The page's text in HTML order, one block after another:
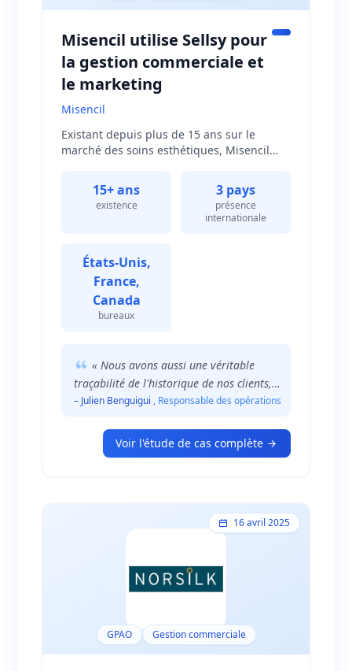
Misencil utilise Sellsy pour
la gestion commerciale et
le marketing
Misencil
Existant depuis plus de 15 ans sur le
marché des soins esthétiques, Misencil
partout dans le monde. De par notre
expansion, l'utilisation de l'outil Sellsy nous
aide notamment dans tout ce qui concerne
marketing.
15+ ans
existence
3 pays
présence
internationale
États-Unis,
France,
Canada
bureaux
« Nous avons aussi une véritable
traçabilité de l'historique de nos clients,
ce qui nous permet de mieux les
client plus humaine et authentique. »
– Julien Benguigui , Responsable des opérations
Voir l'étude de cas complète
16 avril 2025
GPAO Gestion commerciale